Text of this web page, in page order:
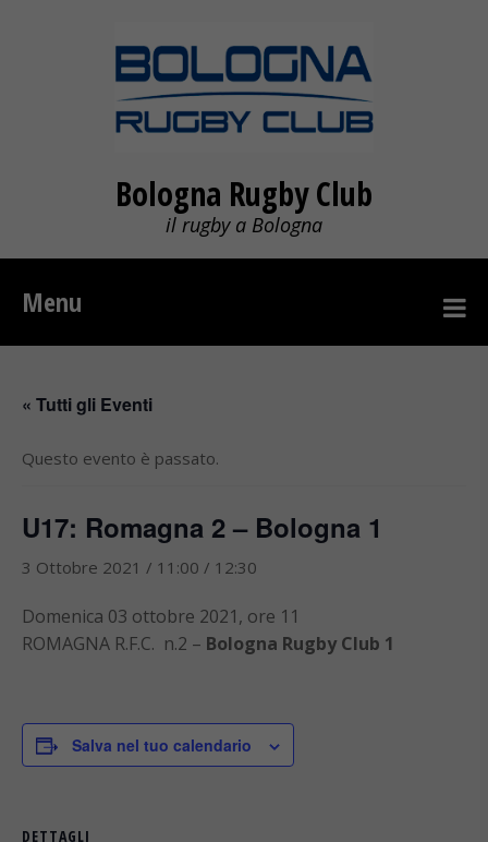
Bologna Rugby Club
il rugby a Bologna
Menu
« Tutti gli Eventi
Questo evento è passato.
U17: Romagna 2 – Bologna 1
3 Ottobre 2021 / 11:00 / 12:30
Domenica 03 ottobre 2021, ore 11
ROMAGNA R.F.C. n.2 – Bologna Rugby Club 1
Salva nel tuo calendario
DETTAGLI